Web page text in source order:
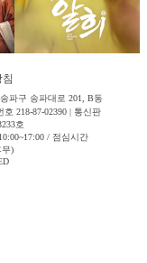
파구 송파대로 201, B동
218-87-02390 | 통신판
호
/ 점심시간
무)